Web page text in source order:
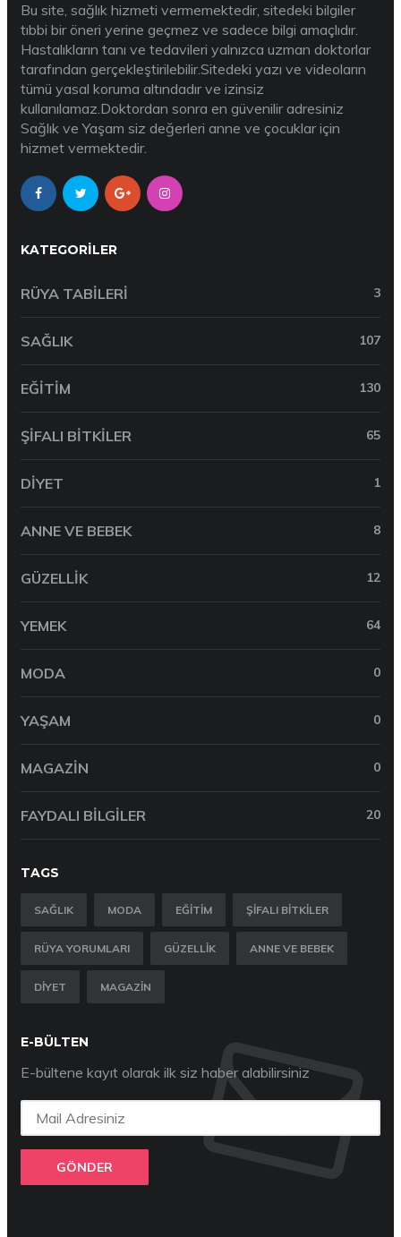
Bu site, sağlık hizmeti vermemektedir, sitedeki bilgiler
tıbbi bir öneri yerine geçmez ve sadece bilgi amaçlıdır.
Hastalıkların tanı ve tedavileri yalnızca uzman doktorlar
tarafından gerçekleştirilebilir.Sitedeki yazı ve videoların
tümü yasal koruma altındadır ve izinsiz
kullanılamaz.Doktordan sonra en güvenilir adresiniz
Sağlık ve Yaşam siz değerleri anne ve çocuklar için
hizmet vermektedir.
KATEGORILER
RÜYA TABILERI 3
SAĞLIK 107
EĞITIM 130
ŞIFALI BITKILER 65
DIYET 1
ANNE VE BEBEK 8
GÜZELLIK 12
YEMEK 64
MODA 0
YAŞAM 0
MAGAZIN 0
FAYDALI BILGILER 20
TAGS
SAĞLIK MODA EĞITIM ŞIFALI BITKILER
RÜYA YORUMLARI GÜZELLIK ANNE VE BEBEK
DIYET MAGAZIN
E-BÜLTEN
E-bültene kayıt olarak ilk siz haber alabilirsiniz
GÖNDER